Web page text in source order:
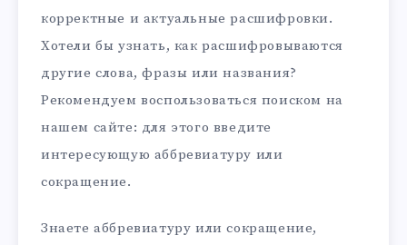
корректные и актуальные расшифровки.
Хотели бы узнать, как расшифровываются
другие слова, фразы или названия?
Рекомендуем воспользоваться поиском на
нашем сайте: для этого введите
интересующую аббревиатуру или
сокращение.
Знаете аббревиатуру или сокращение,